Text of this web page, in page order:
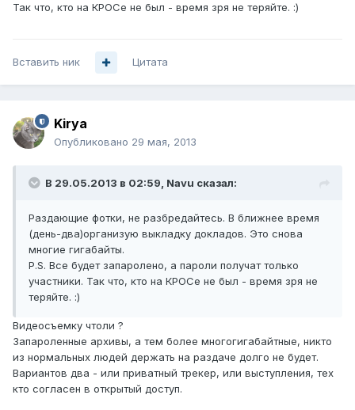
Так что, кто на КРОСе не был - время зря не теряйте. :)
Вставить ник Цитата
Kirya
Опубликовано 29 мая, 2013
В 29.05.2013 в 02:59, Navu сказал:
Раздающие фотки, не разбредайтесь. В ближнее время
(день-два)организую выкладку докладов. Это снова
многие гигабайты.
P.S. Все будет запаролено, а пароли получат только
участники. Так что, кто на КРОСе не был - время зря не
теряйте. :)
Видеосъемку чтоли ?
Запароленные архивы, а тем более многогигабайтные, никто
из нормальных людей держать на раздаче долго не будет.
Вариантов два - или приватный трекер, или выступления, тех
кто согласен в открытый доступ.